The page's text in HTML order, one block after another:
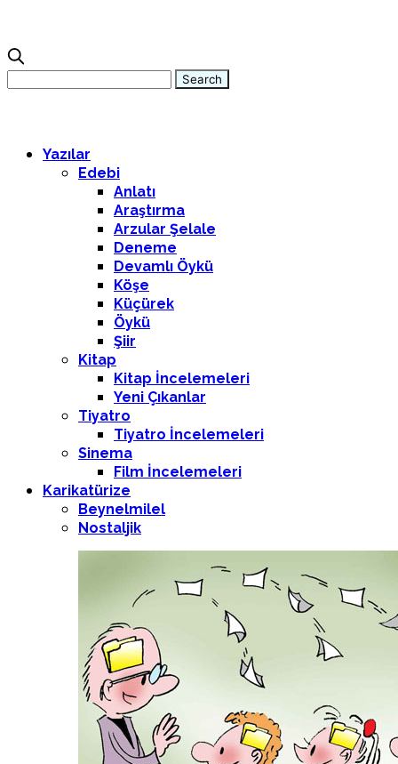
Yazılar
Edebi
Anlatı
Araştırma
Arzular Şelale
Deneme
Devamlı Öykü
Köşe
Küçürek
Öykü
Şiir
Kitap
Kitap İncelemeleri
Yeni Çıkanlar
Tiyatro
Tiyatro İncelemeleri
Sinema
Film İncelemeleri
Karikatürize
Beynelmilel
Nostaljik